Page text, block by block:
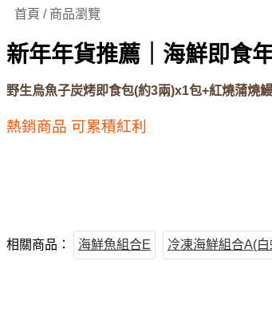
首頁 / 商品瀏覽
新年年貨推薦｜海鮮即食
野生烏魚子炭烤即食包(約3兩)x1包+紅燒蒲燒
熱銷商品 可累積紅利
相關商品： 海鮮魚組合E 冷凍海鮮組合A(